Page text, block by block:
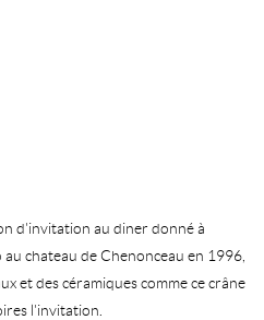
d'invitation au diner donné à
chateau de Chenonceau en 1996,
et des céramiques comme ce crâne
l'invitation.